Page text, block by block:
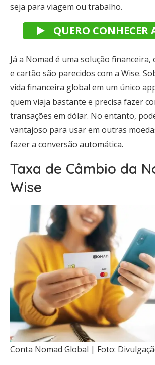
seja para viagem ou trabalho.
QUERO CONHECER
Já a Nomad é uma solução financeira,
e cartão são parecidos com a Wise.
vida financeira global em um único
quem viaja bastante e precisa fazer
transações em dólar. No entanto,
vantajoso para usar em outras
fazer a conversão automática.
Taxa de Câmbio da
Wise
Conta Nomad Global | Foto: